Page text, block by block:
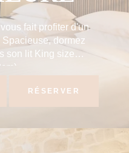
fait profiter d'un
Spacieuse, dormez
son lit King size
RÉSERVER